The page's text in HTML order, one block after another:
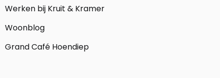
Werken bij Kruit & Kramer
Woonblog
Grand Café Hoendiep